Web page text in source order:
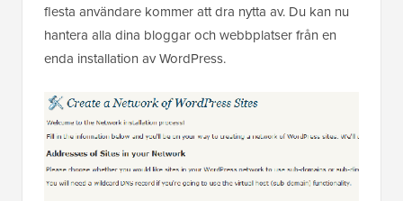
flesta användare kommer att dra nytta av. Du kan nu
hantera alla dina bloggar och webbplatser från en
enda installation av WordPress.